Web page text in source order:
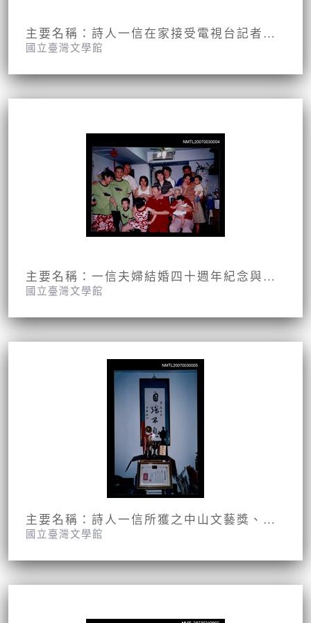
主要名稱：詩人一信在家接受電視台記者訪問並錄影之情形
國立臺灣文學館
主要名稱：一信夫婦結婚四十週年紀念與四子四媳一孫女三孫兒之合影
國立臺灣文學館
主要名稱：詩人一信所獲之中山文藝獎、中國文藝協會獎章獎狀、中國詩歌藝術學會創作獎、青年詩藝獎及書法家于右任之所贈勉勵書法
國立臺灣文學館